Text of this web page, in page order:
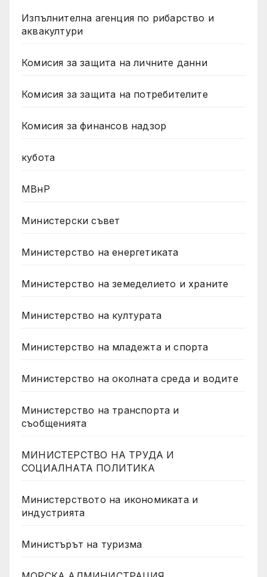
Изпълнителна агенция по рибарство и
аквакултури
Комисия за защита на личните данни
Комисия за защита на потребителите
Комисия за финансов надзор
кубота
МВнР
Министерски съвет
Министерство на енергетиката
Министерство на земеделието и храните
Министерство на културата
Министерство на младежта и спорта
Министерство на околната среда и водите
Министерство на транспорта и
съобщенията
МИНИСТЕРСТВО НА ТРУДА И
СОЦИАЛНАТА ПОЛИТИКА
Министерството на икономиката и
индустрията
Министърът на туризма